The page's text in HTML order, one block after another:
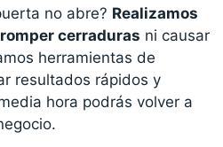
no abre? Realizamos
cerraduras ni causar
herramientas de
resultados rápidos y
hora podrás volver a